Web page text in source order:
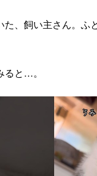
た、飼い主さん。
ると…。